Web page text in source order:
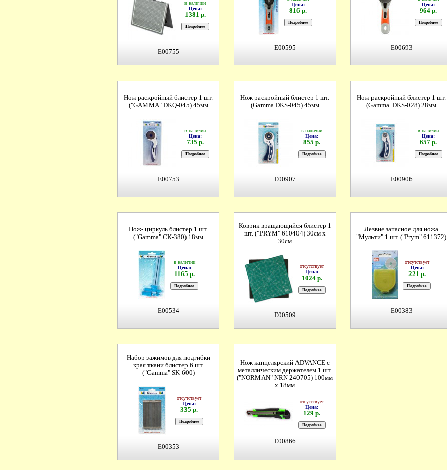
в наличии
Цена:
1381 р.
E00755
Цена:
816 р.
E00595
Цена:
964 р.
E00693
Нож раскройный блистер 1 шт.
("GAMMA" DKQ-045) 45мм
в наличии
Цена:
735 р.
E00753
Нож раскройный блистер 1 шт.
(Gamma DKS-045) 45мм
в наличии
Цена:
855 р.
E00907
Нож раскройный блистер 1 шт.
(Gamma DKS-028) 28мм
в наличии
Цена:
657 р.
E00906
Нож- циркуль блистер 1 шт.
("Gamma" CK-380) 18мм
в наличии
Цена:
1165 р.
E00534
Коврик вращающийся блистер 1
шт. ("PRYM" 610404) 30см х
30см
отсутствует
Цена:
1024 р.
E00509
Лезвие запасное для ножа
"Мульти" 1 шт. ("Prym" 611372)
отсутствует
Цена:
221 р.
E00383
Набор зажимов для подгибки
края ткани блистер 6 шт.
("Gamma" SK-600)
отсутствует
Цена:
335 р.
E00353
Нож канцелярский ADVANCE с
металлическим держателем 1 шт.
("NORMAN" NRN 240705) 100мм
х 18мм
отсутствует
Цена:
129 р.
E00866